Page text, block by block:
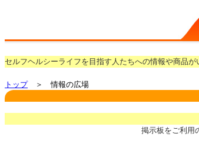
セルフヘルシーライフを目指す人たちへの情報や商品
トップ＞ 情報の広場
掲示板をご利用